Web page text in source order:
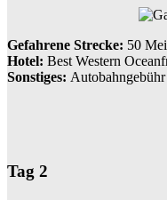
Gefahrene Strecke: 50
Hotel: Best Western
Sonstiges:
Tag 2